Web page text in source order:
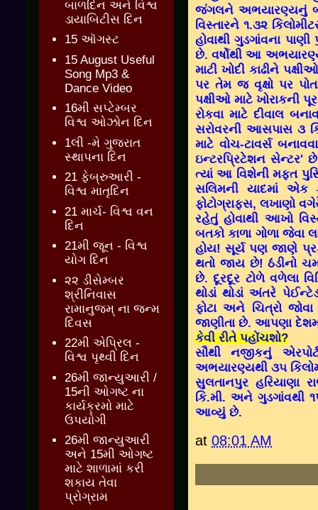
જંગલને અભયારણ્યનું
વિસ્તારને ૧.૩૨
હોવાથી ગુડગાંવના
છે. વર્ષોથી આ
માટી ખોદી કાઢીને
પર તેમ જ વૃક્ષો પર
પક્ષીઓ માટે ખોરાકની
રોકવા માટે દીવાલ
સરોવરની આસપાસ ૩
માટે વોચ-ટાવર્સ
ઇન્ટરપ્રિટેશન સેન્ટર' છે
ત્યાં આ વિશેની મફત
સલિમની યાદમાં એક
ફોટોગ્રાફ્સ,લખાણો
રહેતું હોવાથી આખો
બતકો કાળા ગોળા જેવા
હોય! સૂર્ય પણ જાણે
થતો જાય છે! ઠંડીનો
છે. દૂરદૂર ટોળે વળેલા
થોડાં થોડાં અંતરે
ફોટા અને ચિત્રો
જાણીતા છે. આપણા
કેવી રીતે પહોંચશો?
સૌથી નજીકનું
અભયારણ્યથી ૩૫
સુલતાનપુર હરિયાણા
કિ.મી. અને ગુડગાંવથી
આવ્યું છે.
at 08:01 AM
બાળદિન અને વિશ્વ
ડાયાબિટીસ દિન
15 ઑગસ્ટ
15 August Useful
Song Mp3 &
Dance Video
16મી સપ્ટેમ્બર
વિશ્વ ઓઝોન દિન
1લી -મે ગુજરાત
સ્થાપના દિન
21 ફેબ્રુઆરી -
વિશ્વ માતૃદિન
21 માર્ચ- વિશ્વ વન
દિન
21મી જૂન - વિશ્વ
યોગ દિન
૨૨ ડીસેમ્બર
શ્રીનિવાસ
રામાનુજમ્ ના જન્મ
દિવસ
22મી એપ્રિલ -
વિશ્વ પૃથ્વી દિન
26મી જાન્યુઆરી /
15ની ઓગષ્ટ ના
કાર્યક્રમો માટે
ઉપયોગી
26મી જાન્યુઆરી
અને 15મી ઓગષ્ટ
માટે શાળામાં કરી
શકાય તેવા
પ્રોગ્રામ